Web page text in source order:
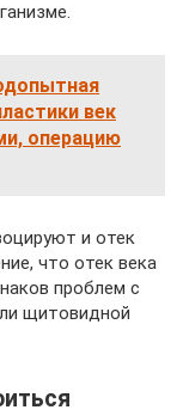
век
операцию
и отек
что отек века
проблем с
щитовидной